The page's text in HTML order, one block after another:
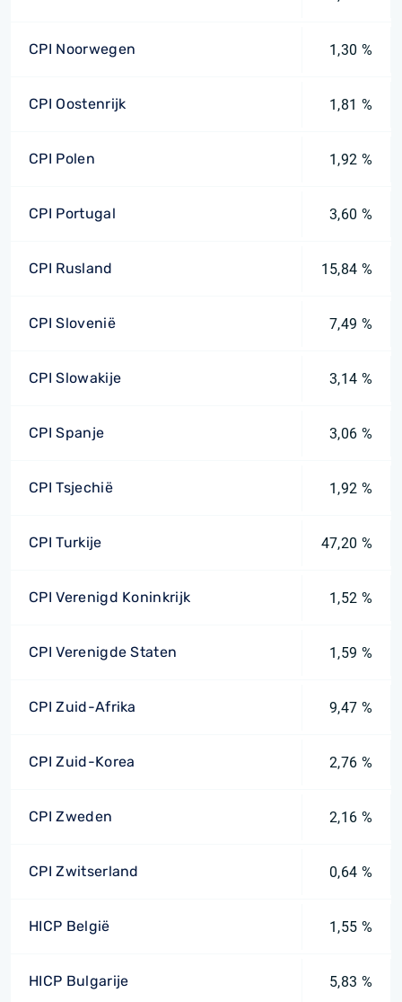
CPI Noorwegen 1,30 %
CPI Oostenrijk 1,81 %
CPI Polen 1,92 %
CPI Portugal 3,60 %
CPI Rusland 15,84 %
CPI Slovenië 7,49 %
CPI Slowakije 3,14 %
CPI Spanje 3,06 %
CPI Tsjechië 1,92 %
CPI Turkije 47,20 %
CPI Verenigd Koninkrijk 1,52 %
CPI Verenigde Staten 1,59 %
CPI Zuid-Afrika 9,47 %
CPI Zuid-Korea 2,76 %
CPI Zweden 2,16 %
CPI Zwitserland 0,64 %
HICP België 1,55 %
HICP Bulgarije 5,83 %